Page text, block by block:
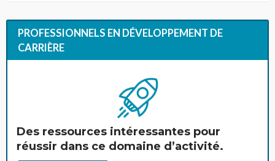
PROFESSIONNELS EN DÉVELOPPEMENT DE
CARRIÈRE
Des ressources intéressantes pour
réussir dans ce domaine d’activité.